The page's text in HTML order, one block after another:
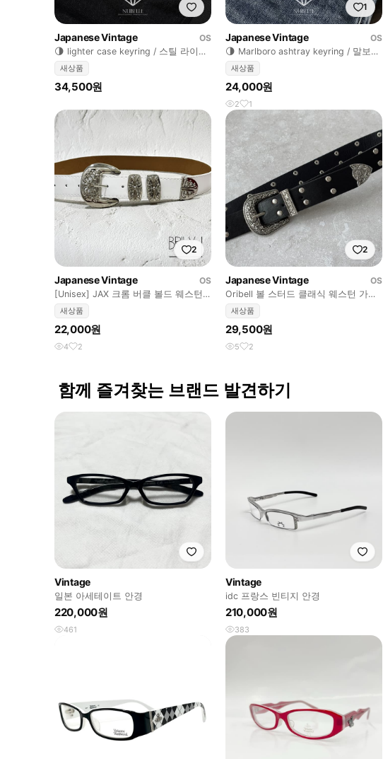
Japanese Vintage
OS
🌗 lighter case keyring / 스틸 라이터
케이스 키링
새상품
34,500원
1
Japanese Vintage
OS
🌗 Marlboro ashtray keyring / 말보로
재떨이키링
새상품
24,000원
2 1
2
Japanese Vintage
OS
[Unisex] JAX 크롬 버클 볼드 웨스턴
가죽 벨트
새상품
22,000원
4 2
2
Japanese Vintage
OS
Oribell 볼 스터드 클래식 웨스턴 가죽
벨트
새상품
29,500원
5 2
함께 즐겨찾는 브랜드 발견하기
Vintage
일본 아세테이트 안경
220,000원
461
Vintage
idc 프랑스 빈티지 안경
210,000원
383